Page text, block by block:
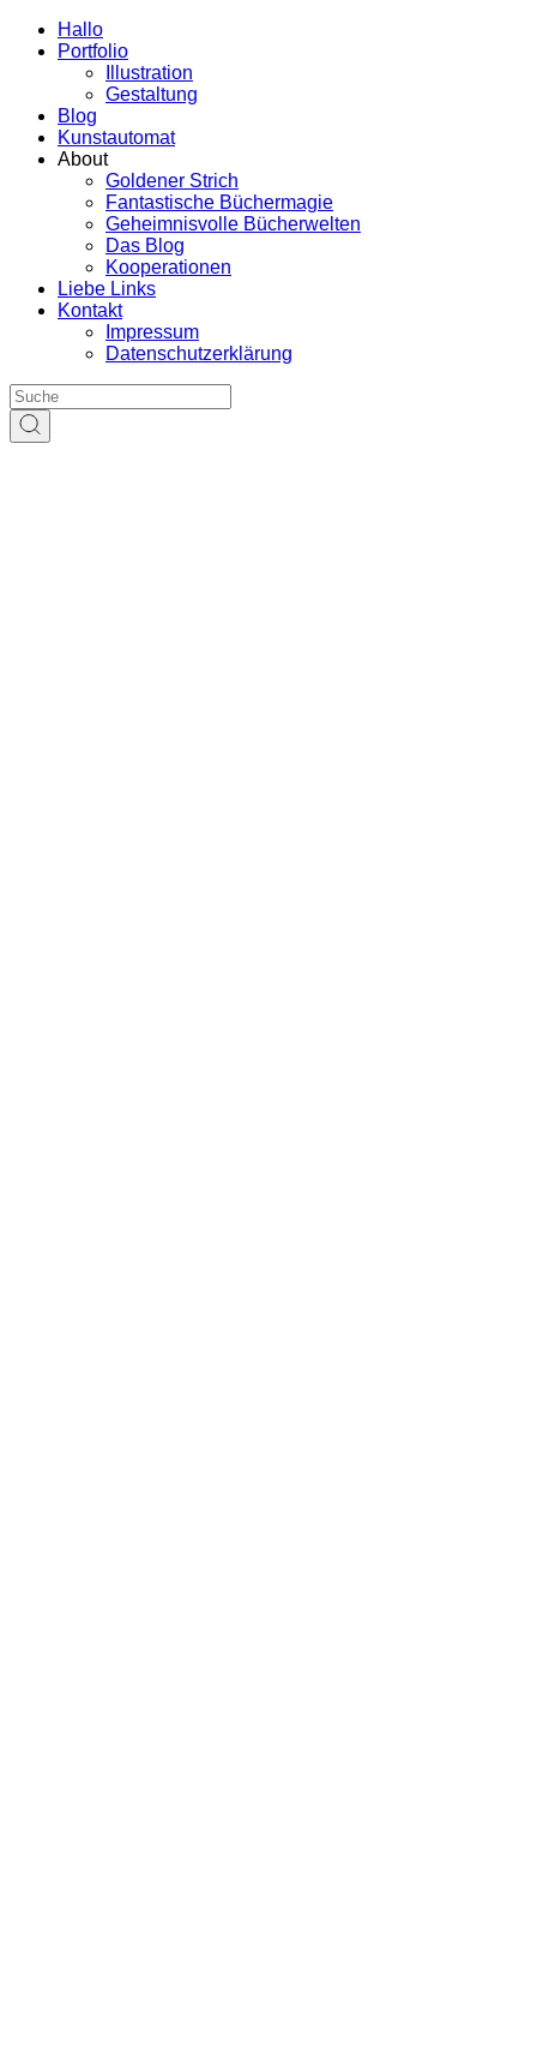
Hallo
Portfolio
Illustration
Gestaltung
Blog
Kunstautomat
About
Goldener Strich
Fantastische Büchermagie
Geheimnisvolle Bücherwelten
Das Blog
Kooperationen
Liebe Links
Kontakt
Impressum
Datenschutzerklärung